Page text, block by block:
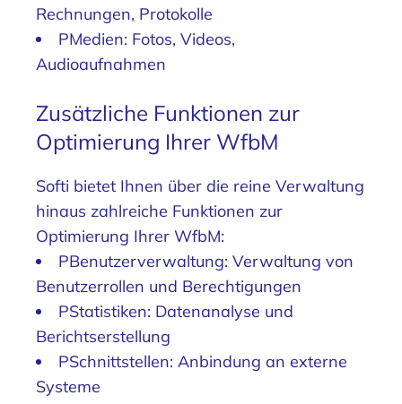
Rechnungen, Protokolle
PMedien: Fotos, Videos,
Audioaufnahmen
Zusätzliche Funktionen zur
Optimierung Ihrer WfbM
Softi bietet Ihnen über die reine Verwaltung
hinaus zahlreiche Funktionen zur
Optimierung Ihrer WfbM:
PBenutzerverwaltung: Verwaltung von
Benutzerrollen und Berechtigungen
PStatistiken: Datenanalyse und
Berichtserstellung
PSchnittstellen: Anbindung an externe
Systeme